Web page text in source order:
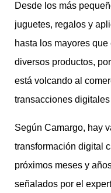
Desde los más
juguetes, regalos y
hasta los mayores
diversos productos,
está volcando al
transacciones
Según Camargo, hay
transformación digital
próximos meses y
señalados por el